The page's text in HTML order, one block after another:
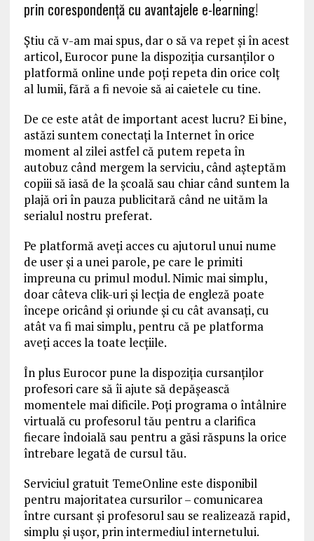
prin corespondenţă cu avantajele e-learning!
Ştiu că v-am mai spus, dar o să va repet şi în acest
articol, Eurocor pune la dispoziţia cursanţilor o
platformă online unde poţi repeta din orice colţ
al lumii, fără a fi nevoie să ai caietele cu tine.
De ce este atât de important acest lucru? Ei bine,
astăzi suntem conectaţi la Internet în orice
moment al zilei astfel că putem repeta în
autobuz când mergem la serviciu, când aşteptăm
copiii să iasă de la şcoală sau chiar când suntem la
plajă ori în pauza publicitară când ne uităm la
serialul nostru preferat.
Pe platformă aveţi acces cu ajutorul unui nume
de user şi a unei parole, pe care le primiti
impreuna cu primul modul. Nimic mai simplu,
doar câteva clik-uri şi lecţia de engleză poate
începe oricând şi oriunde şi cu cât avansaţi, cu
atât va fi mai simplu, pentru că pe platforma
aveţi acces la toate lecţiile.
În plus Eurocor pune la dispoziţia cursanţilor
profesori care să îi ajute să depăşească
momentele mai dificile. Poţi programa o întâlnire
virtuală cu profesorul tău pentru a clarifica
fiecare îndoială sau pentru a găsi răspuns la orice
întrebare legată de cursul tău.
Serviciul gratuit TemeOnline este disponibil
pentru majoritatea cursurilor – comunicarea
între cursant şi profesorul sau se realizează rapid,
simplu şi uşor, prin intermediul internetului.